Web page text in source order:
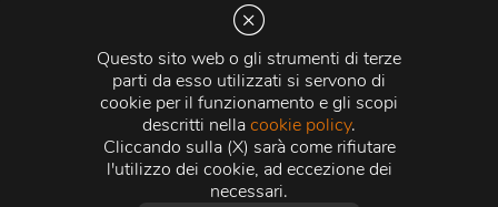
Questo sito web o gli strumenti di terze
parti da esso utilizzati si servono di
cookie per il funzionamento e gli scopi
descritti nellacookie policy.
Cliccando sulla (X) sarà come rifiutare
l'utilizzo dei cookie, ad eccezione dei
necessari.
Via Martiri della Libertà 20066 Melzo (MI)
C.C.I.A.A. - R.E.A di Milano n. 1427910
Registro delle Imprese di Milano n. 338392 -
Fiscale e Partita Iva11015840157 | Capitale Sociale
500.000,00 i.v.
Credits:Crea Informatica S.r.l. 2026 © Tutti i diritti
riservati.